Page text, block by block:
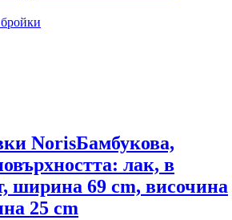
NorisБамбукова,
лак, в
ширина 69 cm, височина
25 cm